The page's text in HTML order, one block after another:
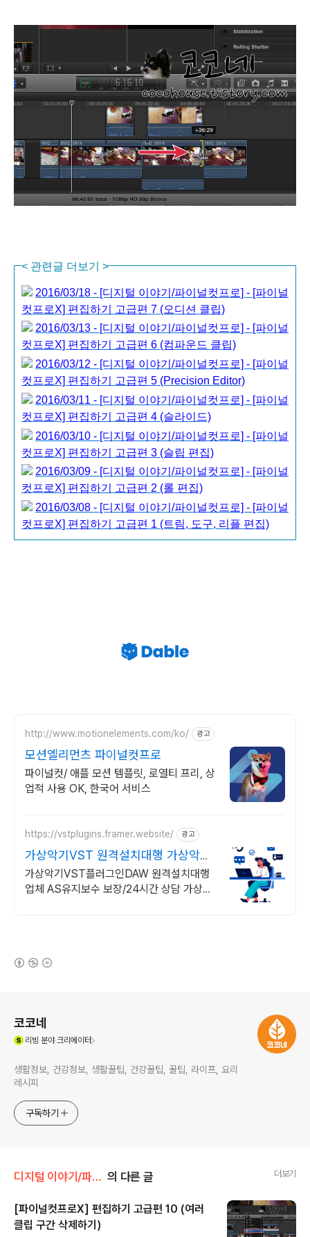
< 관련글 더보기 >
2016/03/18 - [디지털 이야기/파이널컷프로] - [파이널
컷프로X] 편집하기 고급편 7 (오디션 클립)
2016/03/13 - [디지털 이야기/파이널컷프로] - [파이널
컷프로X] 편집하기 고급편 6 (컴파운드 클립)
2016/03/12 - [디지털 이야기/파이널컷프로] - [파이널
컷프로X] 편집하기 고급편 5 (Precision Editor)
2016/03/11 - [디지털 이야기/파이널컷프로] - [파이널
컷프로X] 편집하기 고급편 4 (슬라이드)
2016/03/10 - [디지털 이야기/파이널컷프로] - [파이널
컷프로X] 편집하기 고급편 3 (슬립 편집)
2016/03/09 - [디지털 이야기/파이널컷프로] - [파이널
컷프로X] 편집하기 고급편 2 (롤 편집)
2016/03/08 - [디지털 이야기/파이널컷프로] - [파이널
컷프로X] 편집하기 고급편 1 (트림, 도구, 리플 편집)
http://www.motionelements.com/ko/ 광고
모션엘리먼츠 파이널컷프로
파이널컷/ 애플 모션 템플릿, 로열티 프리, 상
업적 사용 OK, 한국어 서비스
https://vstplugins.framer.website/ 광고
가상악기VST 원격설치대행 가상악기
플러그인 원격설치대행
가상악기VST플러그인DAW 원격설치대행
업체 AS유지보수 보장/24시간 상담 가상악
코코네
리빙 분야 크리에이터
생활정보, 건강정보, 생활꿀팁, 건강꿀팁, 꿀팁, 라이프, 요리
레시피
구독하기
디지털 이야기/파이널컷프로 의 다른 글 더보기
[파이널컷프로X] 편집하기 고급편 10 (여러
클립 구간 삭제하기)